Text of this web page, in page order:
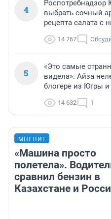
4
Роспотребнадзор
выбрать сочный
рецепта салата с
14 767
5
«Это самые
видела»: Айза
блогере из Югры
14 632 1
МНЕНИЕ
«Машина просто
полетела».
сравнил бензин в
Казахстане и